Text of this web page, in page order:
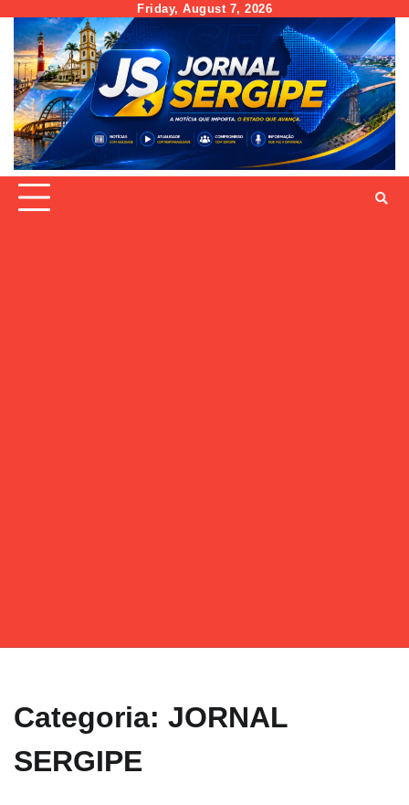
content
Friday, August 7, 2026
Categoria: JORNAL
SERGIPE